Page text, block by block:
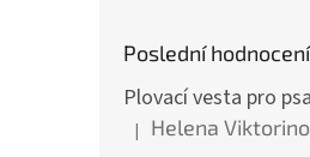
Poslední
Plovací vesta pro
Hodnocení produktu je 5
| Helena